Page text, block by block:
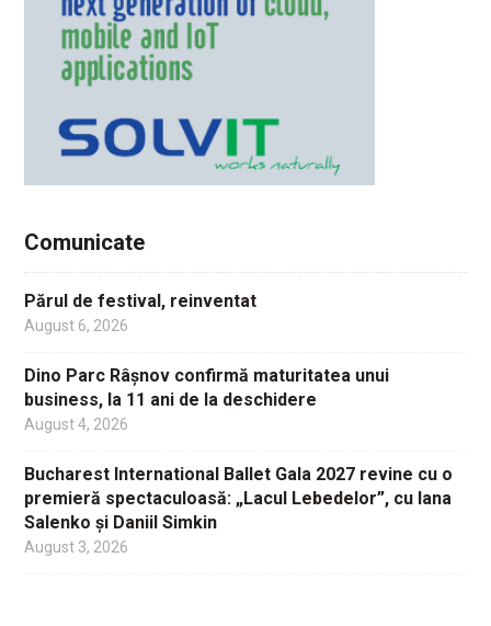
Comunicate
Părul de festival, reinventat
August 6, 2026
Dino Parc Râșnov confirmă maturitatea unui
business, la 11 ani de la deschidere
August 4, 2026
Bucharest International Ballet Gala 2027 revine cu o
premieră spectaculoasă: „Lacul Lebedelor”, cu Iana
Salenko și Daniil Simkin
August 3, 2026